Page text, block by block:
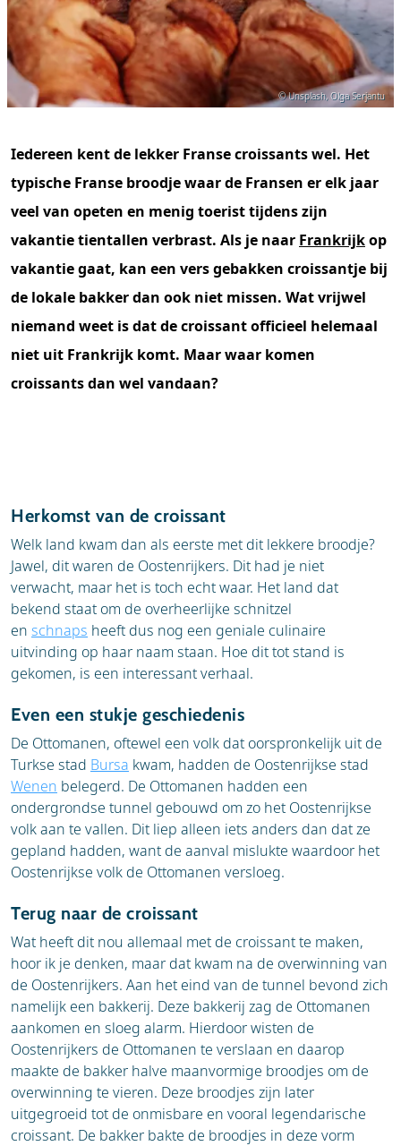
© Unsplash, Olga Serjantu
Iedereen kent de lekker Franse croissants wel. Het
typische Franse broodje waar de Fransen er elk jaar
veel van opeten en menig toerist tijdens zijn
vakantie tientallen verbrast. Als je naar Frankrijkop
vakantie gaat, kan een vers gebakken croissantje bij
de lokale bakker dan ook niet missen. Wat vrijwel
niemand weet is dat de croissant officieel helemaal
niet uit Frankrijk komt. Maar waar komen
croissants dan wel vandaan?
Herkomst van de croissant
Welk land kwam dan als eerste met dit lekkere broodje?
Jawel, dit waren de Oostenrijkers. Dit had je niet
verwacht, maar het is toch echt waar. Het land dat
bekend staat om de overheerlijke schnitzel
en schnaps heeft dus nog een geniale culinaire
uitvinding op haar naam staan. Hoe dit tot stand is
gekomen, is een interessant verhaal.
Even een stukje geschiedenis
De Ottomanen, oftewel een volk dat oorspronkelijk uit de
Turkse stad Bursa kwam, hadden de Oostenrijkse stad
Wenen belegerd. De Ottomanen hadden een
ondergrondse tunnel gebouwd om zo het Oostenrijkse
volk aan te vallen. Dit liep alleen iets anders dan dat ze
gepland hadden, want de aanval mislukte waardoor het
Oostenrijkse volk de Ottomanen versloeg.
Terug naar de croissant
Wat heeft dit nou allemaal met de croissant te maken,
hoor ik je denken, maar dat kwam na de overwinning van
de Oostenrijkers. Aan het eind van de tunnel bevond zich
namelijk een bakkerij. Deze bakkerij zag de Ottomanen
aankomen en sloeg alarm. Hierdoor wisten de
Oostenrijkers de Ottomanen te verslaan en daarop
maakte de bakker halve maanvormige broodjes om de
overwinning te vieren. Deze broodjes zijn later
uitgegroeid tot de onmisbare en vooral legendarische
croissant. De bakker bakte de broodjes in deze vorm